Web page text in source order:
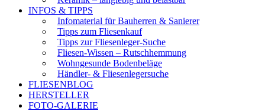
INFOS & TIPPS
Infomaterial für Bauherren & Sanierer
Tipps zum Fliesenkauf
Tipps zur Fliesenleger-Suche
Fliesen-Wissen – Rutschhemmung
Wohngesunde Bodenbeläge
Händler- & Fliesenlegersuche
FLIESENBLOG
HERSTELLER
FOTO-GALERIE